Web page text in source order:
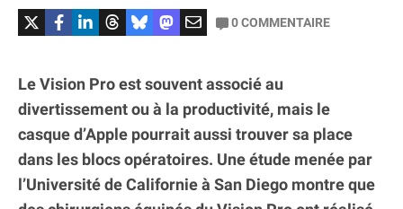
0COMMENTAIRE
Le Vision Pro est souvent associé au
divertissement ou à la productivité, mais le
casque d’Apple pourrait aussi trouver sa place
dans les blocs opératoires. Une étude menée par
l’Université de Californie à San Diego montre que